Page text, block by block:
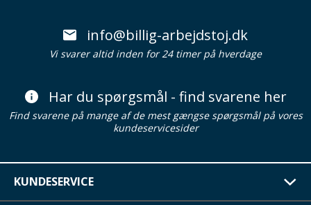
info@billig-arbejdstoj.dk
Vi svarer altid inden for 24 timer på hverdage
Har du spørgsmål - find svarene her
Find svarene på mange af de mest gængse spørgsmål på vores
kundeservicesider
KUNDESERVICE